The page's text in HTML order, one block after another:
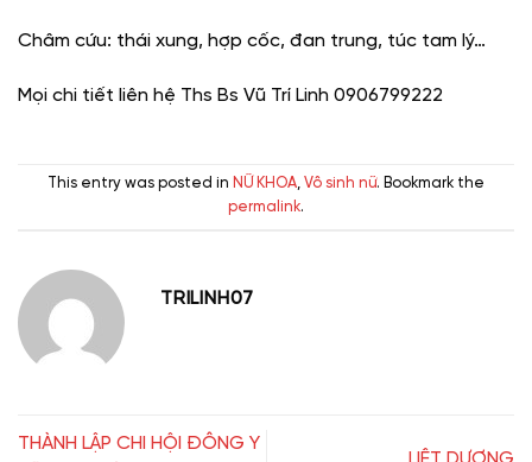
Châm cứu: thái xung, hợp cốc, đan trung, túc tam lý…
Mọi chi tiết liên hệ Ths Bs Vũ Trí Linh 0906799222
This entry was posted in NỮ KHOA, Vô sinh nữ. Bookmark the
permalink.
TRILINH07
THÀNH LẬP CHI HỘI ĐÔNG Y